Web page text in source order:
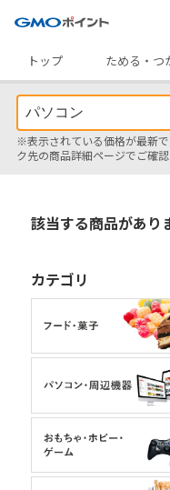
トップ
ためる・つ
※表示されている価格が最新
ク先の商品詳細ページでご確認
該当する商品があり
カテゴリ